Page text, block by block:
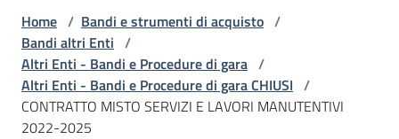
telematici
L'Agenzia
Home / Bandi e strumenti di acquisto /
Bandi altri Enti /
Altri Enti - Bandi e Procedure di gara /
Altri Enti - Bandi e Procedure di gara CHIUSI /
CONTRATTO MISTO SERVIZI E LAVORI MANUTENTIVI
2022-2025